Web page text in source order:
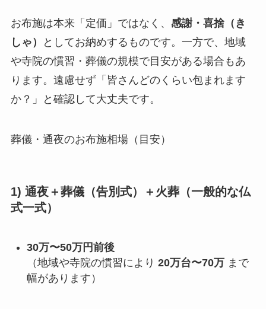
お布施は本来「定価」ではなく、 感謝・喜捨（き
しゃ）
としてお納めするものです。一方で、地域
や寺院の慣習・葬儀の規模で目安がある場合もあ
ります。遠慮せず「皆さんどのくらい包まれます
か？」と確認して大丈夫です。
葬儀・通夜のお布施相場（目安）
1) 通夜＋葬儀（告別式）＋火葬（一般的な仏
式一式）
30万〜50万円前後
（地域や寺院の慣習により 20万台〜70万まで
幅があります）